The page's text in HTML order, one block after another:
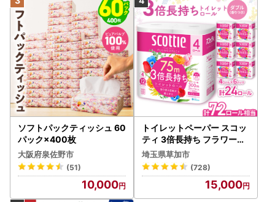
ソフトパックティッシュ 60
パック×400枚
大阪府泉佐野市
(51)
10,000
トイレットペーパー スコッ
ティ 3倍長持ち フラワーパ
ック 4ロール×6P
埼玉県草加市
(728)
15,000